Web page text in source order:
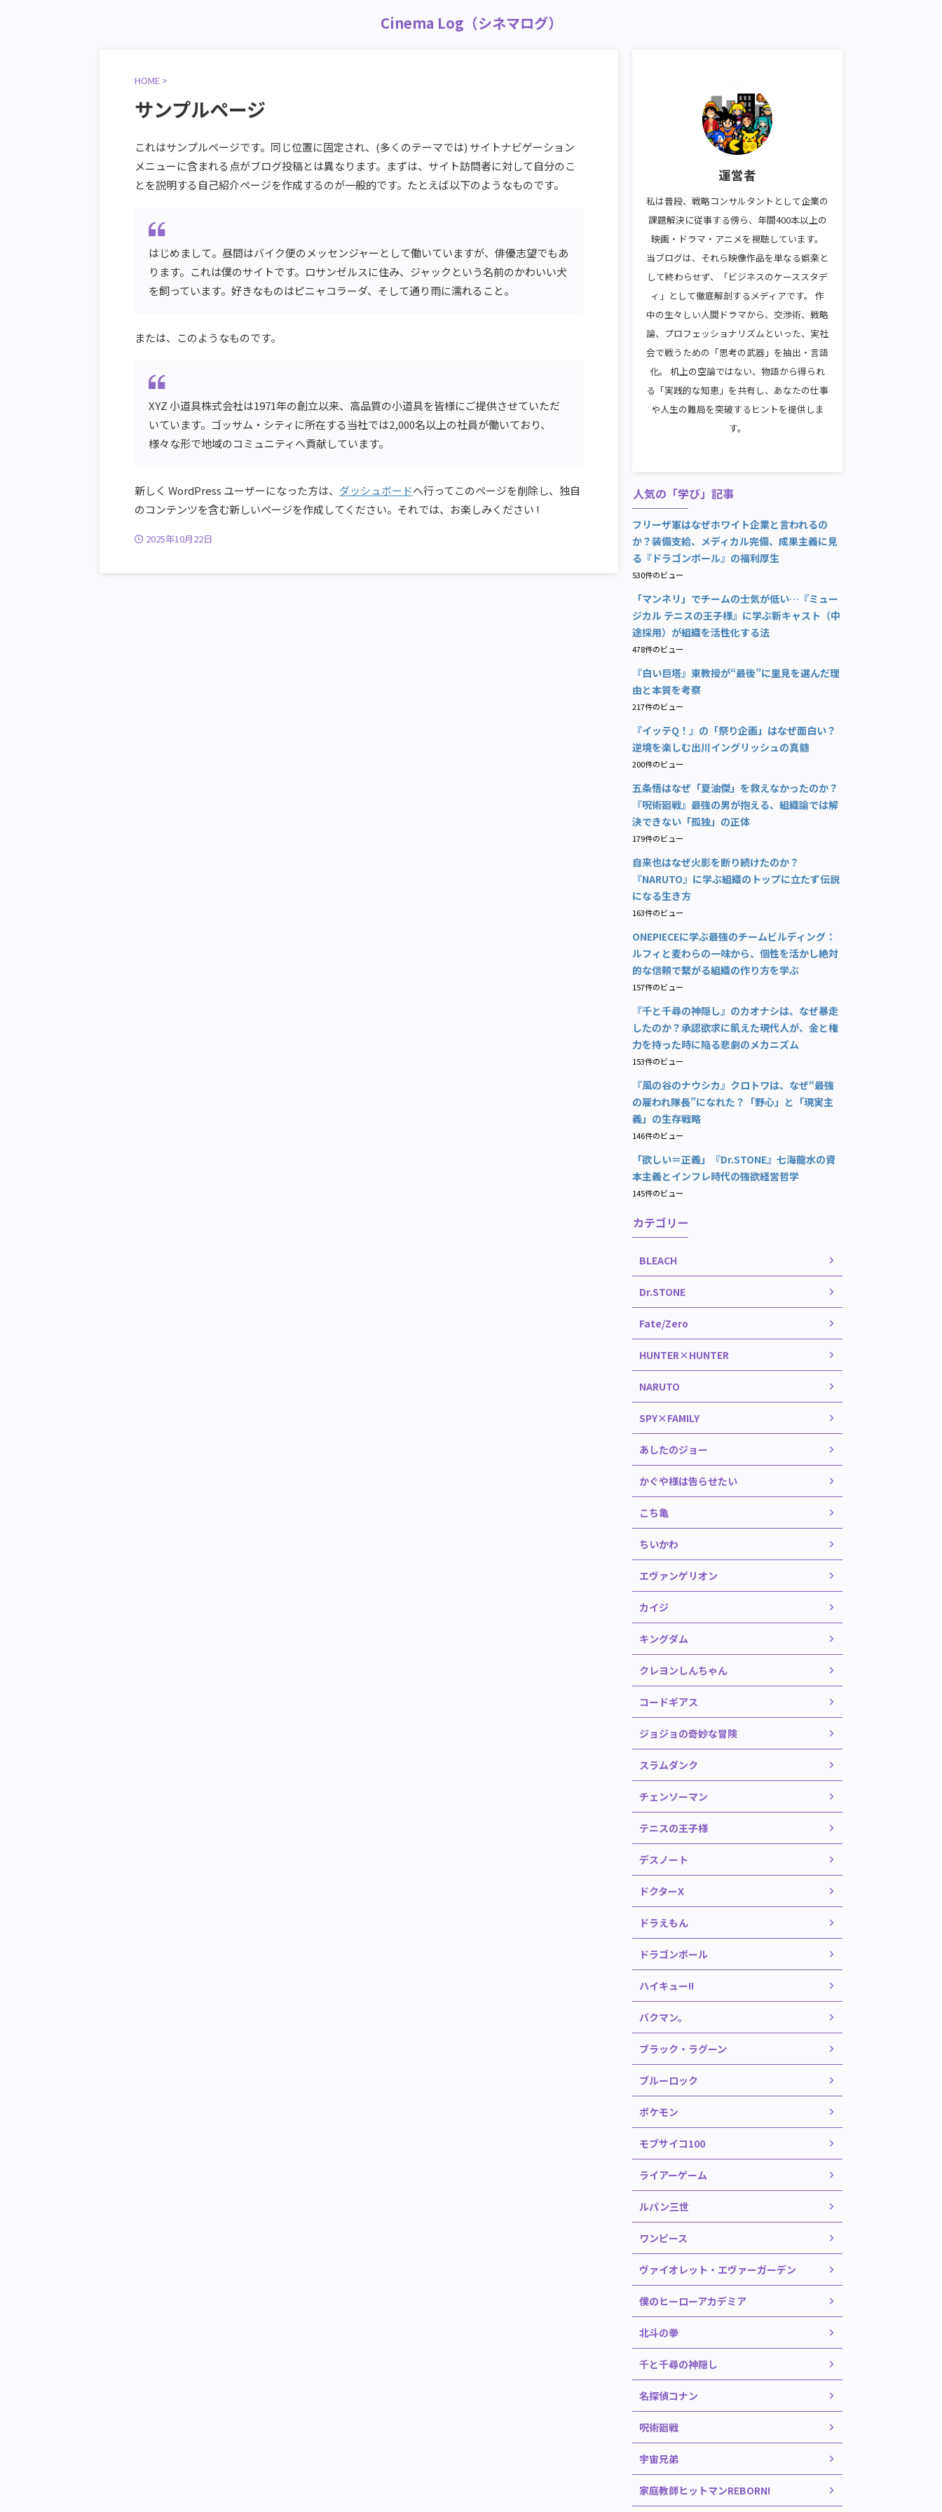
Cinema Log（シネマログ）
HOME >
サンプルページ
これはサンプルページです。同じ位置に固定され、(多くのテーマでは) サイトナビゲーション
メニューに含まれる点がブログ投稿とは異なります。まずは、サイト訪問者に対して自分のこ
とを説明する自己紹介ページを作成するのが一般的です。たとえば以下のようなものです。
はじめまして。昼間はバイク便のメッセンジャーとして働いていますが、俳優志望でもあ
ります。これは僕のサイトです。ロサンゼルスに住み、ジャックという名前のかわいい犬
を飼っています。好きなものはピニャコラーダ、そして通り雨に濡れること。
または、このようなものです。
XYZ 小道具株式会社は1971年の創立以来、高品質の小道具を皆様にご提供させていただ
いています。ゴッサム・シティに所在する当社では2,000名以上の社員が働いており、
様々な形で地域のコミュニティへ貢献しています。
新しく WordPress ユーザーになった方は、 ダッシュボードへ行ってこのページを削除し、独自
のコンテンツを含む新しいページを作成してください。それでは、お楽しみください !
2025年10月22日
運営者
私は普段、戦略コンサルタントとして企業の
課題解決に従事する傍ら、年間400本以上の
映画・ドラマ・アニメを視聴しています。
当ブログは、それら映像作品を単なる娯楽と
して終わらせず、「ビジネスのケーススタデ
ィ」として徹底解剖するメディアです。 作
中の生々しい人間ドラマから、交渉術、戦略
論、プロフェッショナリズムといった、実社
会で戦うための「思考の武器」を抽出・言語
化。 机上の空論ではない、物語から得られ
る「実践的な知恵」を共有し、あなたの仕事
や人生の難局を突破するヒントを提供しま
す。
人気の「学び」記事
フリーザ軍はなぜホワイト企業と言われるの
か？装備支給、メディカル完備、成果主義に見
る『ドラゴンボール』の福利厚生
530件のビュー
「マンネリ」でチームの士気が低い…『ミュー
ジカル テニスの王子様』に学ぶ新キャスト（中
途採用）が組織を活性化する法
478件のビュー
『白い巨塔』東教授が“最後”に里見を選んだ理
由と本質を考察
217件のビュー
『イッテQ！』の「祭り企画」はなぜ面白い？
逆境を楽しむ出川イングリッシュの真髄
200件のビュー
五条悟はなぜ「夏油傑」を救えなかったのか？
『呪術廻戦』最強の男が抱える、組織論では解
決できない「孤独」の正体
179件のビュー
自来也はなぜ火影を断り続けたのか？
『NARUTO』に学ぶ組織のトップに立たず伝説
になる生き方
163件のビュー
ONEPIECEに学ぶ最強のチームビルディング：
ルフィと麦わらの一味から、個性を活かし絶対
的な信頼で繋がる組織の作り方を学ぶ
157件のビュー
『千と千尋の神隠し』のカオナシは、なぜ暴走
したのか？承認欲求に飢えた現代人が、金と権
力を持った時に陥る悲劇のメカニズム
153件のビュー
『風の谷のナウシカ』クロトワは、なぜ“最強
の雇われ隊長”になれた？「野心」と「現実主
義」の生存戦略
146件のビュー
「欲しい＝正義」『Dr.STONE』七海龍水の資
本主義とインフレ時代の強欲経営哲学
145件のビュー
カテゴリー
BLEACH
Dr.STONE
Fate/Zero
HUNTER×HUNTER
NARUTO
SPY×FAMILY
あしたのジョー
かぐや様は告らせたい
こち亀
ちいかわ
エヴァンゲリオン
カイジ
キングダム
クレヨンしんちゃん
コードギアス
ジョジョの奇妙な冒険
スラムダンク
チェンソーマン
テニスの王子様
デスノート
ドクターX
ドラえもん
ドラゴンボール
ハイキュー!!
バクマン。
ブラック・ラグーン
ブルーロック
ポケモン
モブサイコ100
ライアーゲーム
ルパン三世
ワンピース
ヴァイオレット・エヴァーガーデン
僕のヒーローアカデミア
北斗の拳
千と千尋の神隠し
名探偵コナン
呪術廻戦
宇宙兄弟
家庭教師ヒットマンREBORN!